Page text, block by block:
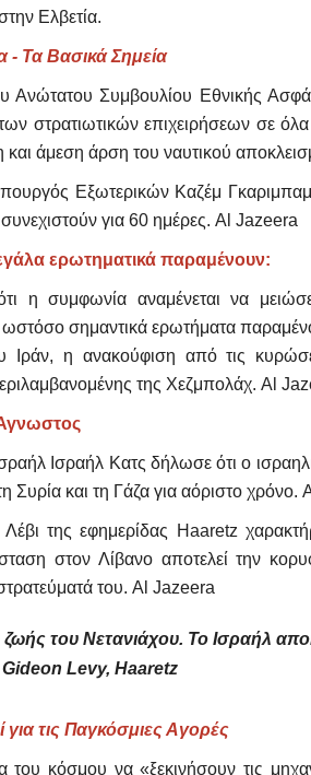
Ελβετία.
- Τα Βασικά Σημεία
Ανώτατου Συμβουλίου Εθνικής
στρατιωτικών επιχειρήσεων σε
άμεση άρση του ναυτικού
Εξωτερικών Καζέμ
για 60 ημέρες. Al Jazeera
ερωτηματικά παραμένουν:
η συμφωνία αναμένεται να
ωστόσο σημαντικά ερωτήματα
Ιράν, η ανακούφιση από τις
της Χεζμπολάχ. Al
Ισραήλ Κατς δήλωσε ότι ο
Συρία και τη Γάζα για αόριστο χρόνο.
της εφημερίδας Haaretz
στον Λίβανο αποτελεί την
του. Al Jazeera
του Νετανιάχου. Το Ισραήλ
Gideon Levy, Haaretz
τις Παγκόσμιες Αγορές
κόσμου να «ξεκινήσουν τις